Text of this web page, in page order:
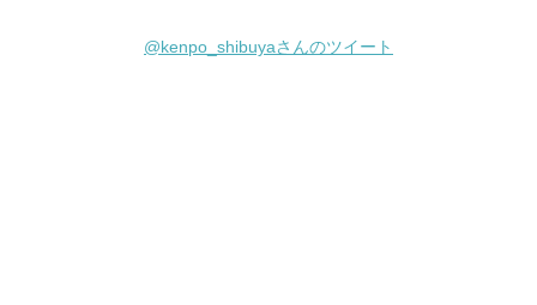
@kenpo_shibuyaさんのツイート